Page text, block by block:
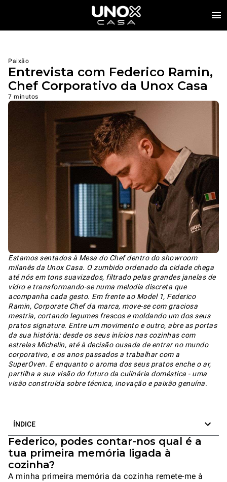
Paixão
Entrevista com Federico Ramin,
Chef Corporativo da Unox Casa
7 minutos
Estamos sentados à Mesa do Chef dentro do showroom
milanês da Unox Casa. O zumbido ordenado da cidade chega
até nós em tons suavizados, filtrado pelas grandes janelas de
vidro e transformando-se numa melodia discreta que
acompanha cada gesto. Em frente ao Model 1, Federico
Ramin, Corporate Chef da marca, move-se com graciosa
mestria, cortando legumes frescos e moldando um dos seus
pratos signature. Entre um movimento e outro, abre as portas
da sua história: desde os seus inícios nas cozinhas com
estrelas Michelin, até à decisão ousada de entrar no mundo
corporativo, e os anos passados a trabalhar com a
SuperOven. E enquanto o aroma dos seus pratos enche o ar,
partilha a sua visão do futuro da culinária doméstica - uma
visão construída sobre técnica, inovação e paixão genuína.
ÍNDICE
Federico, podes contar-nos qual é a
tua primeira memória ligada à
cozinha?
A minha primeira memória da cozinha remete-me à